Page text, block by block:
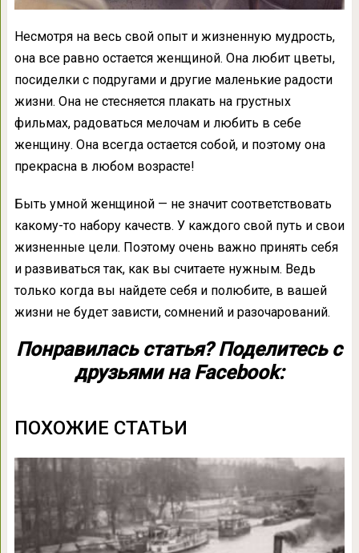
Несмотря на весь свой опыт и жизненную мудрость,
она все равно остается женщиной. Она любит цветы,
посиделки с подругами и другие маленькие радости
жизни. Она не стесняется плакать на грустных
фильмах, радоваться мелочам и любить в себе
женщину. Она всегда остается собой, и поэтому она
прекрасна в любом возрасте!
Быть умной женщиной — не значит соответствовать
какому-то набору качеств. У каждого свой путь и свои
жизненные цели. Поэтому очень важно принять себя
и развиваться так, как вы считаете нужным. Ведь
только когда вы найдете себя и полюбите, в вашей
жизни не будет зависти, сомнений и разочарований.
Понравилась статья? Поделитесь с
друзьями на Facebook:
ПОХОЖИЕ СТАТЬИ